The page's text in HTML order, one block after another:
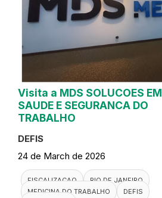
Visita a MDS SOLUCOES EM
SAUDE E SEGURANCA DO
TRABALHO
DEFIS
24 de March de 2026
FISCALIZACAO
RIO DE JANEIRO
MEDICINA DO TRABALHO
DEFIS